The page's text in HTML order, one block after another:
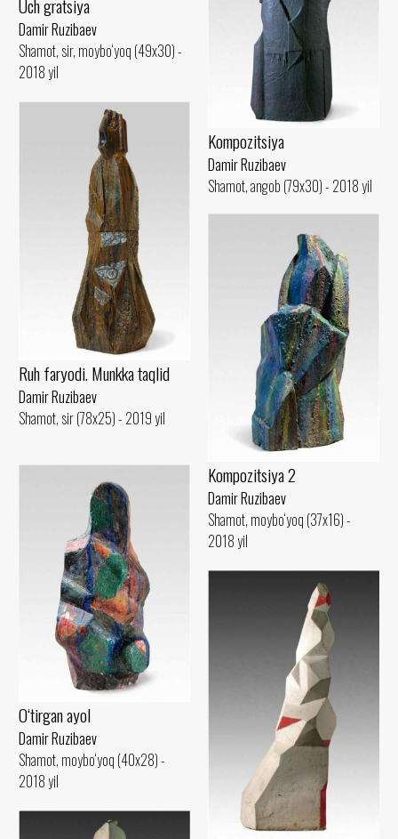
Uch gratsiya
Damir Ruzibaev
Shamot, sir, moybo‘yoq (49x30) -
2018 yil
Kompozitsiya
Damir Ruzibaev
Shamot, angob (79x30) - 2018 yil
Ruh faryodi. Munkka taqlid
Damir Ruzibaev
Shamot, sir (78x25) - 2019 yil
Kompozitsiya 2
Damir Ruzibaev
Shamot, moybo‘yoq (37x16) -
2018 yil
O‘tirgan ayol
Damir Ruzibaev
Shamot, moybo‘yoq (40x28) -
2018 yil